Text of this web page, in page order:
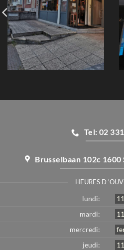
Tel: 02
Brusselbaan 102c
HEURES D
lundi:
mardi:
mercredi:
jeudi: